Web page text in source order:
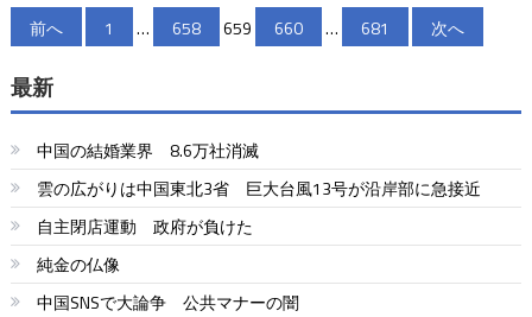
投
稿
の
ペ
ー
ジ
送
前へ 1 … 658 659 660 … 681 次へ
最新
中国の結婚業界 8.6万社消滅
雲の広がりは中国東北3省 巨大台風13号が沿岸部に急接近
自主閉店運動 政府が負けた
純金の仏像
中国SNSで大論争 公共マナーの闇